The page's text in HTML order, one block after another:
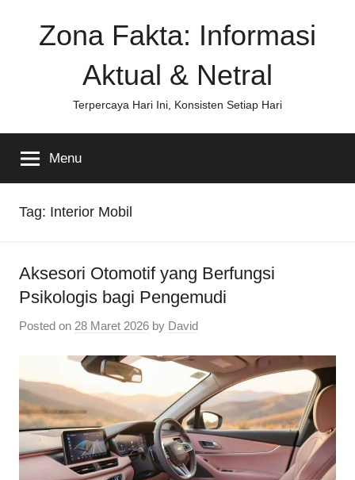
Zona Fakta: Informasi
Aktual & Netral
Terpercaya Hari Ini, Konsisten Setiap Hari
Menu
Tag: Interior Mobil
Aksesori Otomotif yang Berfungsi
Psikologis bagi Pengemudi
Posted on 28 Maret 2026 by David